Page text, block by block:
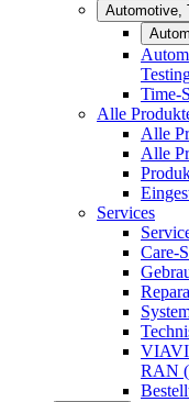
Automotive,
Time-
Alle
Alle
Alle
Services
Care-
VIAVI
RAN